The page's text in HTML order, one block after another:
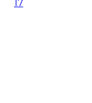
17